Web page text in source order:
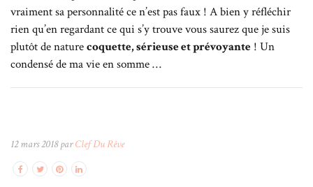
vraiment sa personnalité ce n’est pas faux ! A bien y réfléchir
rien qu’en regardant ce qui s’y trouve vous saurez que je suis
plutôt de naturecoquette, sérieuse et prévoyante ! Un
condensé de ma vie en somme …
12 mars 2018 parClef Du Rêve